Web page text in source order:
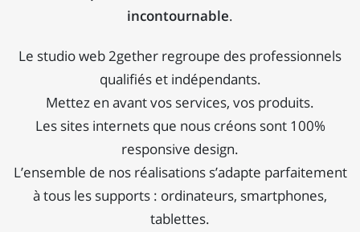
incontournable.
Le studio web 2gether regroupe des professionnels
qualifiés et indépendants.
Mettez en avant vos services, vos produits.
Les sites internets que nous créons sont 100%
responsive design.
L’ensemble de nos réalisations s’adapte parfaitement
à tous les supports : ordinateurs, smartphones,
tablettes.